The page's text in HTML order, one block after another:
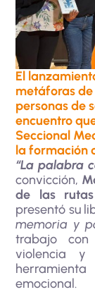
El
metáforas
personas de
encuentro
Seccional
la formación
“La palabra
convicción,
de las
presentó su
memoria y
trabajo
violencia
emocional.